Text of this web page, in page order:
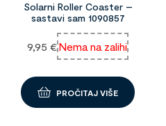
Solarni Roller Coaster –
sastavi sam 1090857
9,95 €Nema na zalihi
PROČITAJ VIŠE